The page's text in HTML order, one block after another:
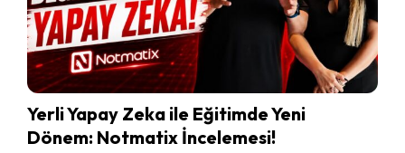
Yerli Yapay Zeka ile Eğitimde Yeni
Dönem: Notmatix İncelemesi!